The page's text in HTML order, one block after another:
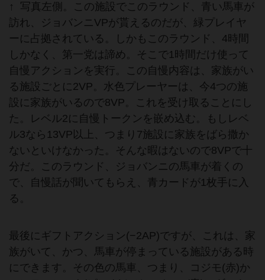
↑ 写真左側。この施設でこのラウンド、青い馬車が
訪れ、ジョバンニVPが貰えるのだが、緑プレイヤ
ーに占拠されている。しかもこのラウンド、4時間
しかなく、第一党は諦め。そこで1時間だけ使って
自慢アクションを実行。この自慢内容は、家族がい
る施設ごとに2VP。水色プレーヤーは、今4つの施
設に家族がいるので8VP。これを受け取ることにし
た。レベル2に自慢トークンを嵌め込む。もしレベ
ル3なら13VP以上、つまり7施設に家族をばら撒か
ないといけなかった。そんな暇はないので8VPで十
分だ。このラウンド、ジョバンニの馬車が着くの
で、自慢話が聞いてもらえ、青カードが1枚手に入
る。
最後にギフトアクション(−2AP)ですが、これは、家
族がいて、かつ、馬車が停まっている施設がある時
にできます。その色の馬車、つまり、コジモ(赤)か